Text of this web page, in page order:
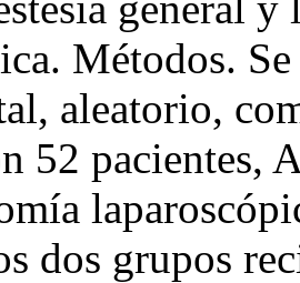
Métodos.
aleatorio,
52 pacientes,
dos grupos